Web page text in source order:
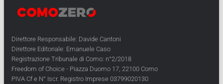
Direttore Responsabile: Davide Cantoni
Direttore Editoriale: Emanuele Caso
Registrazione Tribunale di Como: n°2/2018
Freedom of Choice - Piazza Duomo 17, 22100 Como
PIVA Cf e N° Iscr. Registro Imprese 03799020130